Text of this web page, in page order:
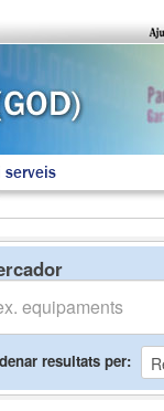
serveis
resultats per